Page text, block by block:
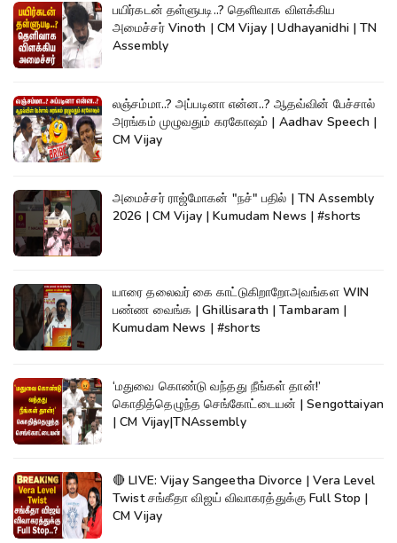
பயிர்கடன் தள்ளுபடி..? தெளிவாக விளக்கிய
அமைச்சர் Vinoth | CM Vijay | Udhayanidhi | TN
Assembly
லஞ்சம்மா..? அப்படினா என்ன..? ஆதவ்வின் பேச்சால்
அரங்கம் முழுவதும் கரகோஷம் | Aadhav Speech |
CM Vijay
அமைச்சர் ராஜ்மோகன் "நச்" பதில் | TN Assembly
2026 | CM Vijay | Kumudam News | #shorts
யாரை தலைவர் கை காட்டுகிறாறோஅவங்கள WIN
பண்ண வைங்க | Ghillisarath | Tambaram |
Kumudam News | #shorts
‘மதுவை கொண்டு வந்தது நீங்கள் தான்!’
கொதித்தெழுந்த செங்கோட்டையன் | Sengottaiyan
| CM Vijay|TNAssembly
🔴 LIVE: Vijay Sangeetha Divorce | Vera Level
Twist சங்கீதா விஜய் விவாகரத்துக்கு Full Stop |
CM Vijay